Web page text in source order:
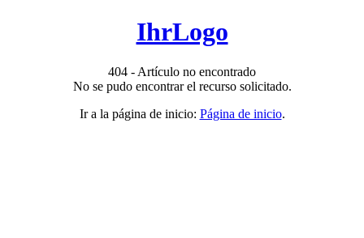
IhrLogo
404 - Artículo no encontrado
No se pudo encontrar el recurso solicitado.
Ir a la página de inicio: Página de inicio.